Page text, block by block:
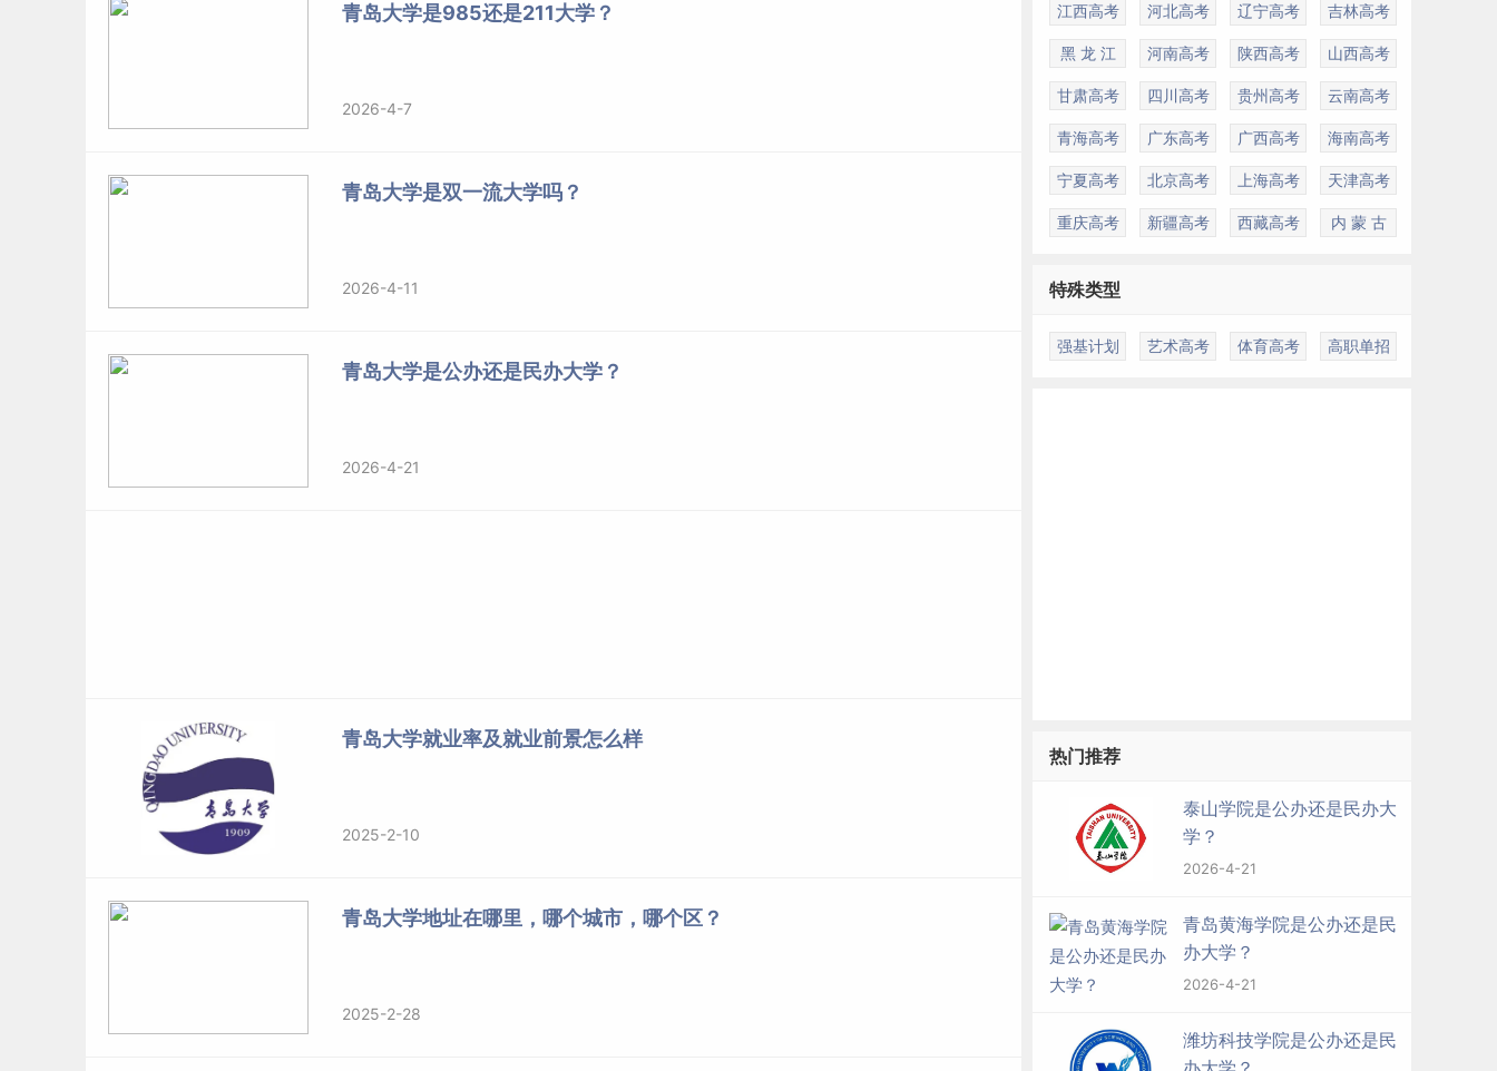
青岛大学是985还是211大学？
2026-4-7
青岛大学是双一流大学吗？
2026-4-11
青岛大学是公办还是民办大学？
2026-4-21
青岛大学就业率及就业前景怎么样
2025-2-10
青岛大学地址在哪里，哪个城市，哪个区？
2025-2-28
江西高考 河北高考 辽宁高考 吉林高考
黑 龙 江 河南高考 陕西高考 山西高考
甘肃高考 四川高考 贵州高考 云南高考
青海高考 广东高考 广西高考 海南高考
宁夏高考 北京高考 上海高考 天津高考
重庆高考 新疆高考 西藏高考 内 蒙 古
特殊类型
强基计划 艺术高考 体育高考 高职单招
热门推荐
泰山学院是公办还是民办大
学？
2026-4-21
青岛黄海学院是公办还是民
办大学？
2026-4-21
潍坊科技学院是公办还是民